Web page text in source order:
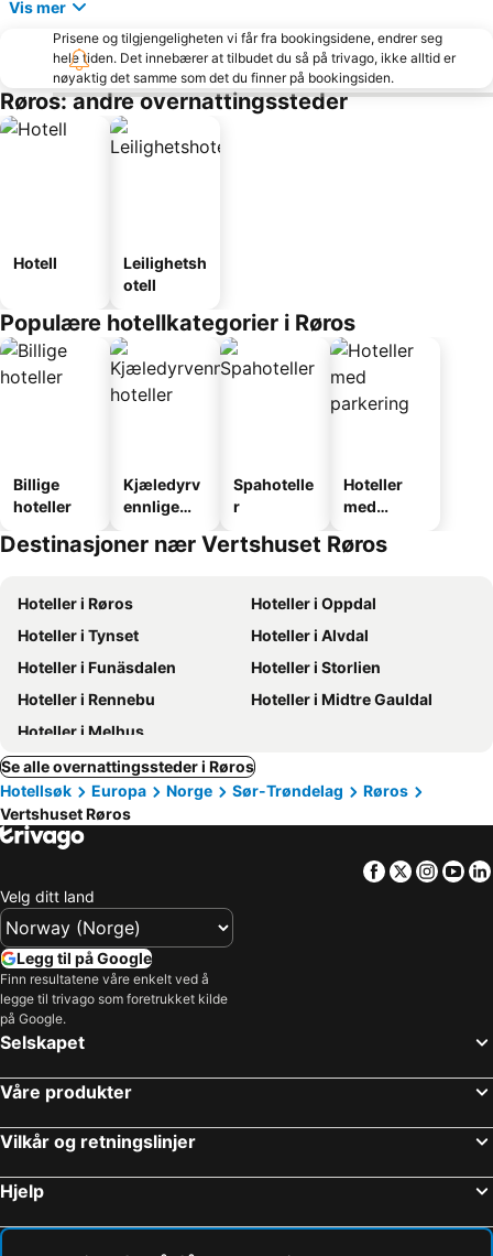
Vis mer
Prisene og tilgjengeligheten vi får fra bookingsidene, endrer seg
hele tiden. Det innebærer at tilbudet du så på trivago, ikke alltid er
nøyaktig det samme som det du finner på bookingsiden.
Røros: andre overnattingssteder
Hotell
Leilighetsh
otell
Populære hotellkategorier i Røros
Billige
hoteller
Kjæledyrv
ennlige
Spahotelle
r
Hoteller
med
Destinasjoner nær Vertshuset Røros
Hoteller i Røros
Hoteller i Oppdal
Hoteller i Tynset
Hoteller i Alvdal
Hoteller i Funäsdalen
Hoteller i Storlien
Hoteller i Rennebu
Hoteller i Midtre Gauldal
Hoteller i Melhus
Se alle overnattingssteder i Røros
Hotellsøk
Europa Norge Sør-Trøndelag
Røros
Vertshuset Røros
Facebook
Twitter
Velg ditt land
Legg til på Google
Finn resultatene våre enkelt ved å
legge til trivago som foretrukket kilde
på Google.
Selskapet
Våre produkter
Vilkår og retningslinjer
Hjelp